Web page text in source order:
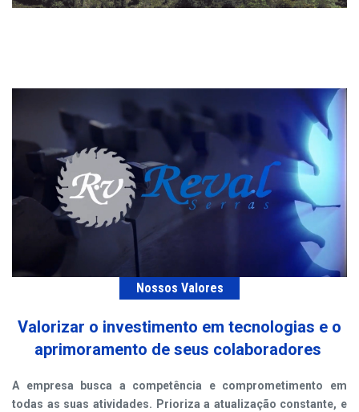
Nossos Valores
Valorizar o investimento em tecnologias e o
aprimoramento de seus colaboradores
A empresa busca a competência e comprometimento em
todas as suas atividades. Prioriza a atualização constante, e